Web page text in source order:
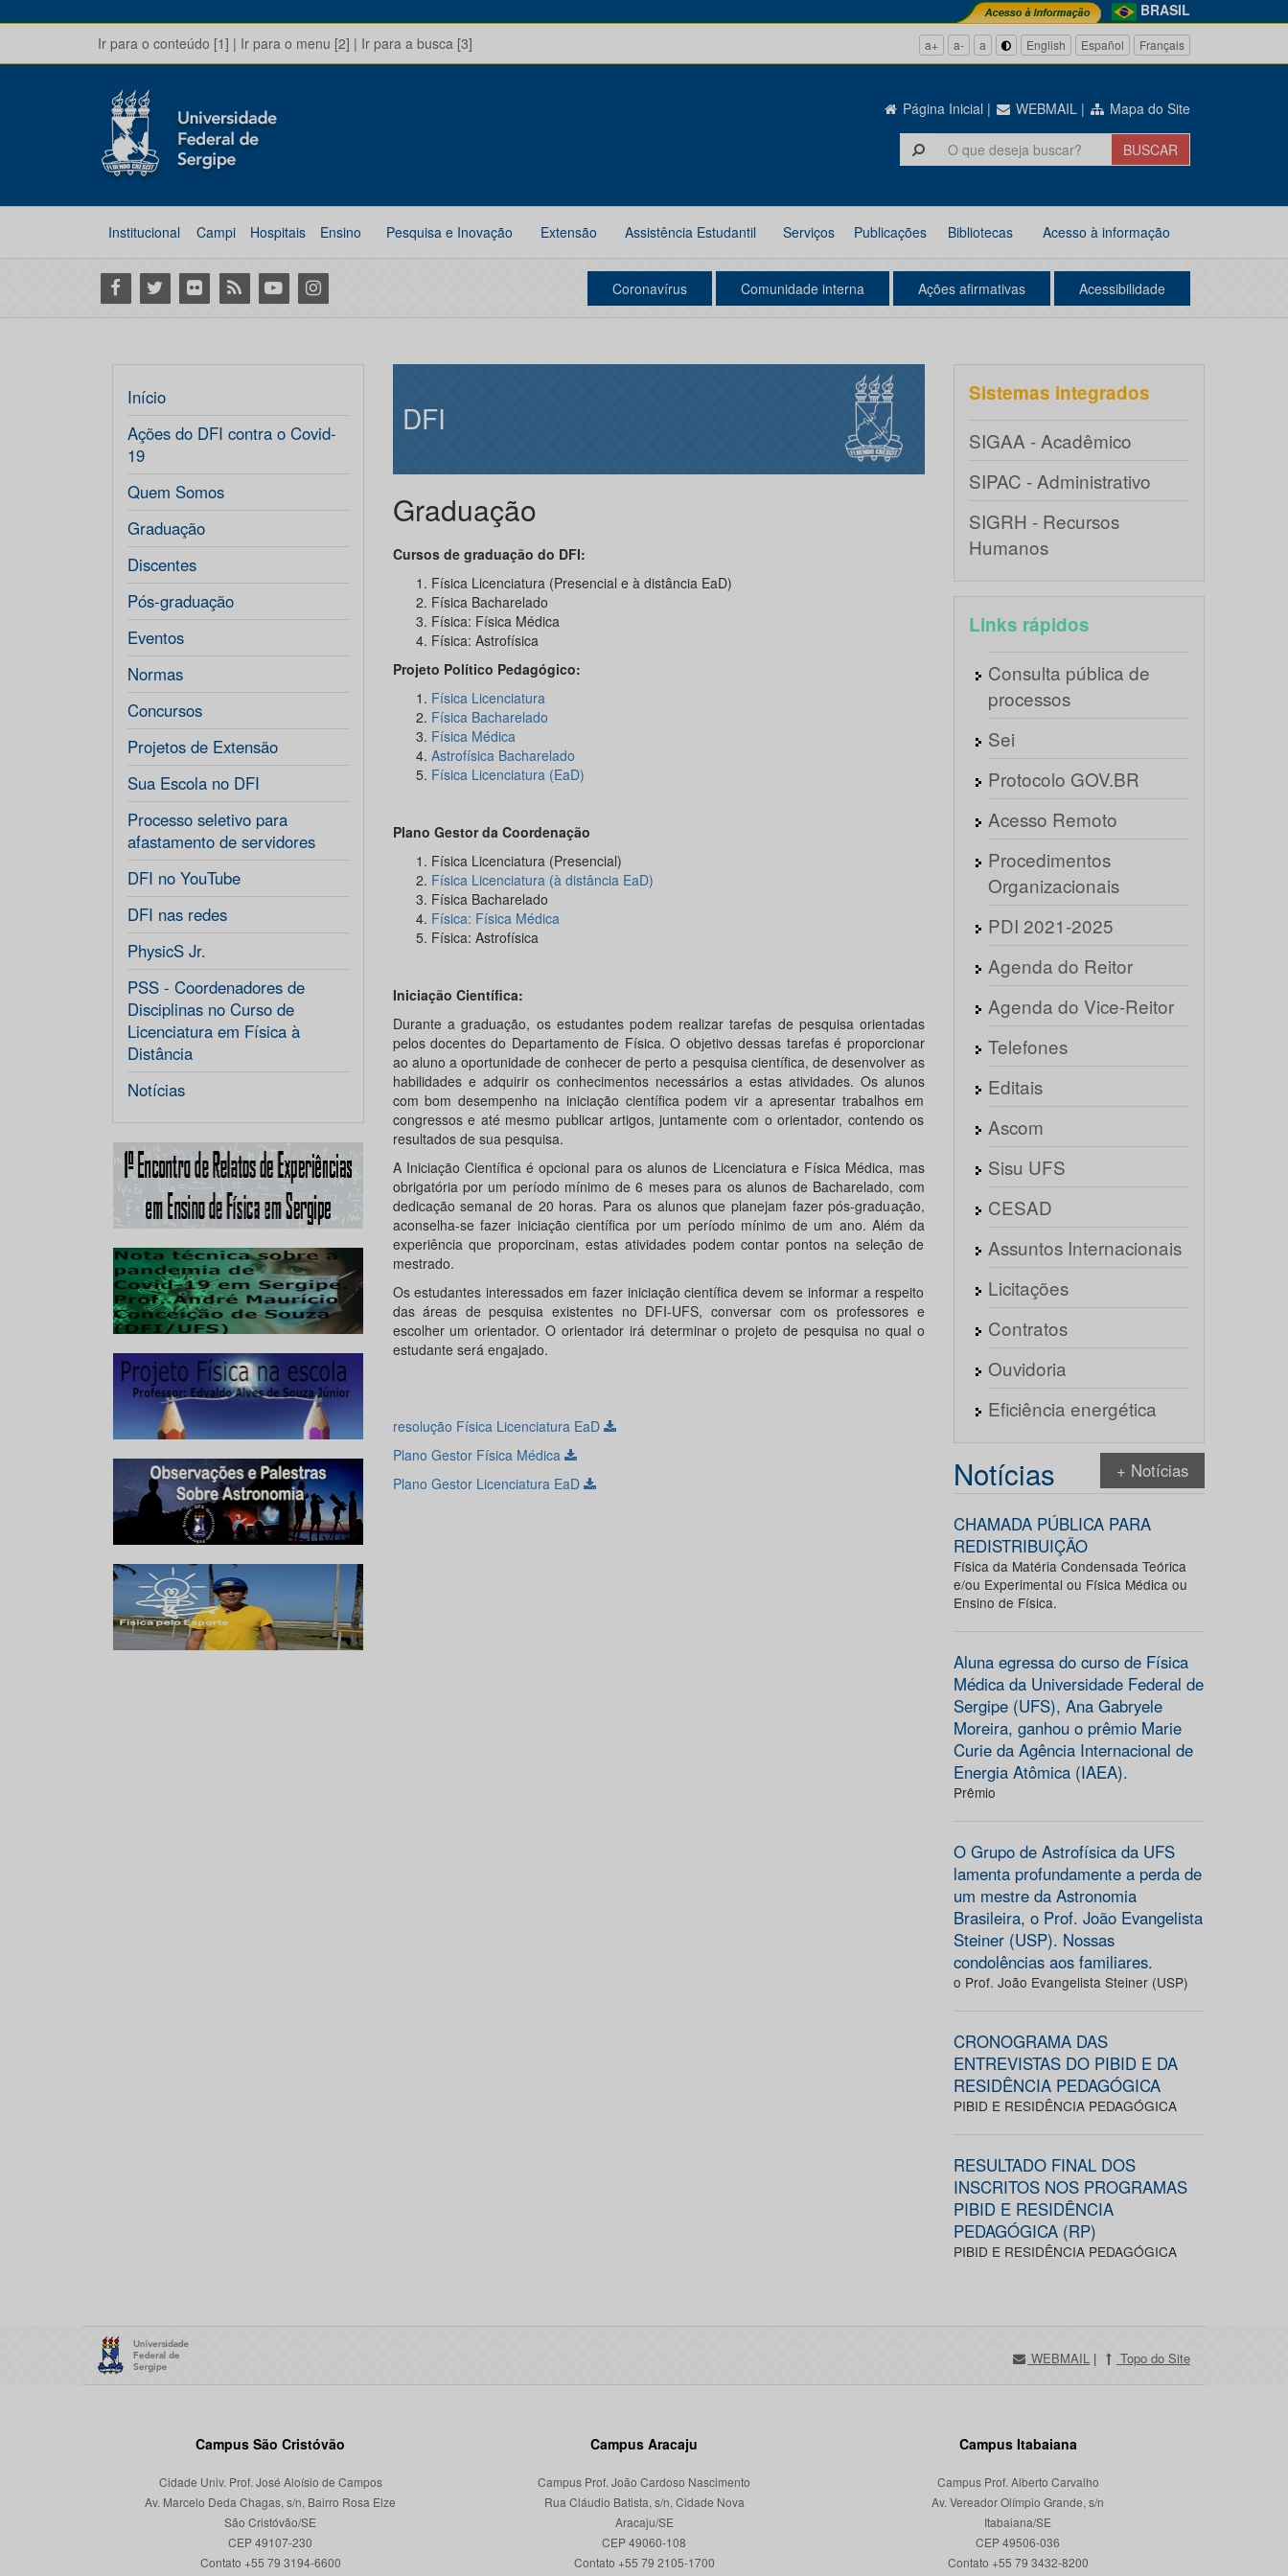
BRASIL
Ir para o conteúdo [1] | Ir para o menu [2] | Ir para a busca [3] a+ a- a English Español Français
Página Inicial | WEBMAIL | Mapa do Site
Institucional Campi Hospitais Ensino Pesquisa e Inovação Extensão Assistência Estudantil Serviços Publicações Bibliotecas Acesso à informação
Facebook
Twitter Flickr RSS YoutubeInstagram Coronavírus Comunidade interna Ações afirmativas Acessibilidade
Início
Ações do DFI contra o Covid-
19
Quem Somos
Graduação
Discentes
Pós-graduação
Eventos
Normas
Concursos
Projetos de Extensão
Sua Escola no DFI
Processo seletivo para
afastamento de servidores
DFI no YouTube
DFI nas redes
PhysicS Jr.
PSS - Coordenadores de
Disciplinas no Curso de
Licenciatura em Física à
Distância
Notícias
DFI
Graduação
Cursos de graduação do DFI:
Física Licenciatura (Presencial e à distância EaD)
Física Bacharelado
Física: Física Médica
Física: Astrofísica
Projeto Político Pedagógico:
Física Licenciatura
Física Bacharelado
Física Médica
Astrofísica Bacharelado
Física Licenciatura (EaD)
Plano Gestor da Coordenação
Física Licenciatura (Presencial)
Física Licenciatura (à distância EaD)
Física Bacharelado
Física: Física Médica
Física: Astrofísica
Iniciação Científica:
Durante a graduação, os estudantes podem realizar tarefas de pesquisa orientadas
pelos docentes do Departamento de Física. O objetivo dessas tarefas é proporcionar
ao aluno a oportunidade de conhecer de perto a pesquisa científica, de desenvolver as
habilidades e adquirir os conhecimentos necessários a estas atividades. Os alunos
com bom desempenho na iniciação científica podem vir a apresentar trabalhos em
congressos e até mesmo publicar artigos, juntamente com o orientador, contendo os
resultados de sua pesquisa.
A Iniciação Científica é opcional para os alunos de Licenciatura e Física Médica, mas
obrigatória por um período mínimo de 6 meses para os alunos de Bacharelado, com
dedicação semanal de 20 horas. Para os alunos que planejam fazer pós-graduação,
aconselha-se fazer iniciação científica por um período mínimo de um ano. Além da
experiência que proporcinam, estas atividades podem contar pontos na seleção de
mestrado.
Os estudantes interessados em fazer iniciação científica devem se informar a respeito
das áreas de pesquisa existentes no DFI-UFS, conversar com os professores e
escolher um orientador. O orientador irá determinar o projeto de pesquisa no qual o
estudante será engajado.
resolução Física Licenciatura EaD
Plano Gestor Física Médica
Plano Gestor Licenciatura EaD
Sistemas integrados
SIGAA - Acadêmico
SIPAC - Administrativo
SIGRH - Recursos
Humanos
Links rápidos
Consulta pública de
processos
Sei
Protocolo GOV.BR
Acesso Remoto
Procedimentos
Organizacionais
PDI 2021-2025
Agenda do Reitor
Agenda do Vice-Reitor
Telefones
Editais
Ascom
Sisu UFS
CESAD
Assuntos Internacionais
Licitações
Contratos
Ouvidoria
Eficiência energética
Notícias + Notícias
CHAMADA PÚBLICA PARA
REDISTRIBUIÇÃO
Física da Matéria Condensada Teórica
e/ou Experimental ou Física Médica ou
Ensino de Física.
Aluna egressa do curso de Física
Médica da Universidade Federal de
Sergipe (UFS), Ana Gabryele
Moreira, ganhou o prêmio Marie
Curie da Agência Internacional de
Energia Atômica (IAEA).
Prêmio
O Grupo de Astrofísica da UFS
lamenta profundamente a perda de
um mestre da Astronomia
Brasileira, o Prof. João Evangelista
Steiner (USP). Nossas
condolências aos familiares.
o Prof. João Evangelista Steiner (USP)
CRONOGRAMA DAS
ENTREVISTAS DO PIBID E DA
RESIDÊNCIA PEDAGÓGICA
PIBID E RESIDÊNCIA PEDAGÓGICA
RESULTADO FINAL DOS
INSCRITOS NOS PROGRAMAS
PIBID E RESIDÊNCIA
PEDAGÓGICA (RP)
PIBID E RESIDÊNCIA PEDAGÓGICA
WEBMAIL | Topo do Site
Campus São Cristóvão
Cidade Univ. Prof. José Aloísio de Campos
Av. Marcelo Deda Chagas, s/n, Bairro Rosa Elze
São Cristóvão/SE
CEP 49107-230
Campus Aracaju
Campus Prof. João Cardoso Nascimento
Rua Cláudio Batista, s/n, Cidade Nova
Aracaju/SE
CEP 49060-108
Campus Itabaiana
Campus Prof. Alberto Carvalho
Av. Vereador Olímpio Grande, s/n
Itabaiana/SE
CEP 49506-036